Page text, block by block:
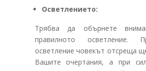
Осветлението:
Трябва да обърнете
правилното осветление.
осветление човекът отсреща
Вашите очертания, а при